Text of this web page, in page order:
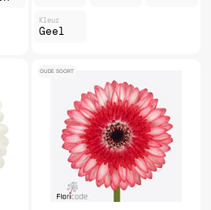
Kleur
Geel
OUDE SOORT